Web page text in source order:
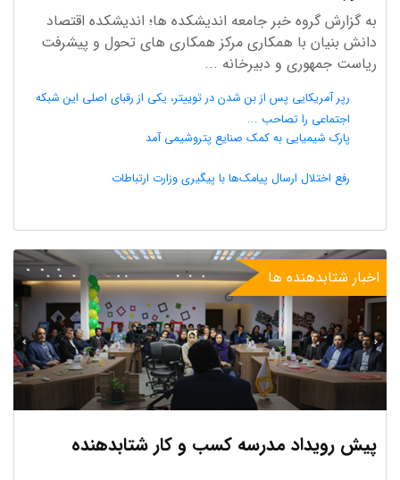
به گزارش گروه خبر جامعه اندیشکده ها؛ اندیشکده اقتصاد
دانش‌ بنیان با همکاری مرکز همکاری های تحول و پیشرفت
ریاست جمهوری و دبیرخانه ...
رپر آمریکایی پس از بن شدن در توییتر، یکی از رقبای اصلی این شبکه
اجتماعی را تصاحب ...
پارک شیمیایی به کمک صنایع پتروشیمی آمد
رفع اختلال ارسال پیامک‌ها با پیگیری وزارت ارتباطات
اخبار شتابدهنده ها
پیش رویداد مدرسه کسب و کار شتابدهنده